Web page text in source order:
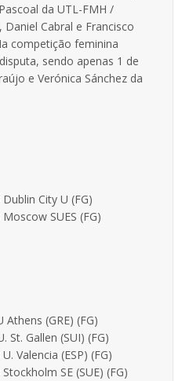
da UTL-FMH /
Daniel Cabral e Francisco
competição feminina
sendo apenas 1 de
e Verónica Sánchez da
City U (FG)
SUES (FG)
(GRE) (FG)
St. Gallen (SUI) (FG)
Valencia (ESP) (FG)
SE (SUE) (FG)